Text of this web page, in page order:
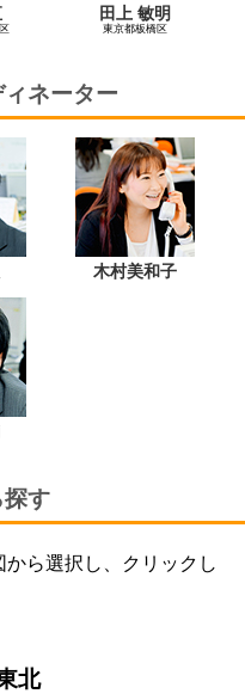
田上 敏明
東京都板橋区
ネーター
木村美和子
探す
ら選択し、クリックし
北